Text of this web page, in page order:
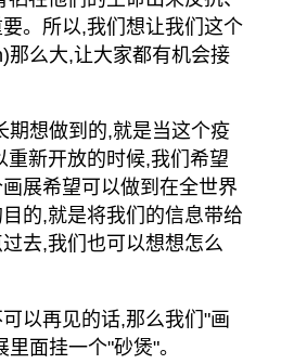
。所以,我们想让我们这个
那么大,让大家都有机会接
期想做到的,就是当这个疫
新开放的时候,我们希望
展希望可以做到在全世界
的,就是将我们的信息带给
去,我们也可以想想怎么
以再见的话,那么我们"画
面挂一个"砂煲"。